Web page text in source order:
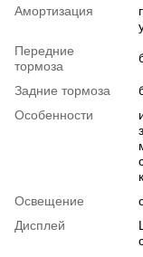
Амортизация
Передние
тормоза
Задние тормоза
Особенности
Освещение
Дисплей